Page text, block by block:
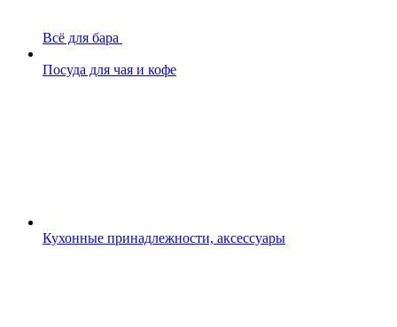
Всё для бара
Посуда для чая и кофе
Кухонные принадлежности, аксессуары